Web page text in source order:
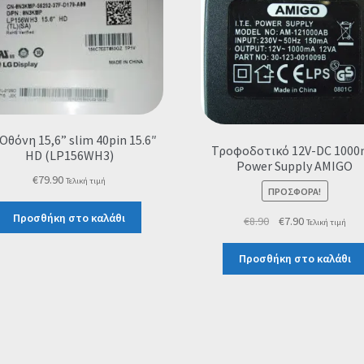
15,6” slim 40pin 15.6″
HD (LP156WH3)
€79.90 Τελική τιμή
Προσθήκη στο καλάθι
Τροφοδοτικό 12V-DC
Power Supply ΑMIGO
ΠΡΟΣΦΟΡΆ!
€8.90
Original
was:
€8.90.
€7.90Η
τιμή
είναι:
Τελική τιμή
Προσθήκη στο καλάθι